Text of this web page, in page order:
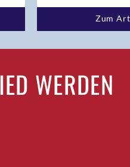
Zum
WERDEN